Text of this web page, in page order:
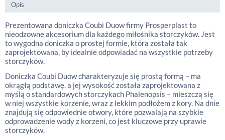
Opis
Prezentowana doniczka Coubi Duow firmy Prosperplast to
nieodzowne akcesorium dla każdego miłośnika storczyków. Jest
to wygodna doniczka o prostej formie, która została tak
zaprojektowana, by idealnie odpowiadać na wszystkie potrzeby
storczyków.
Doniczka Coubi Duow charakteryzuje się prostą formą – ma
okrągłą podstawę, a jej wysokość została zaprojektowana z
myślą o standardowych storczykach Phalenopsis – mieszczą się
w niej wszystkie korzenie, wraz z lekkim podłożem z kory. Na dnie
znajdują się odpowiednie otwory, które pozwalają na szybkie
odprowadzenie wody z korzeni, co jest kluczowe przy uprawie
storczyków.